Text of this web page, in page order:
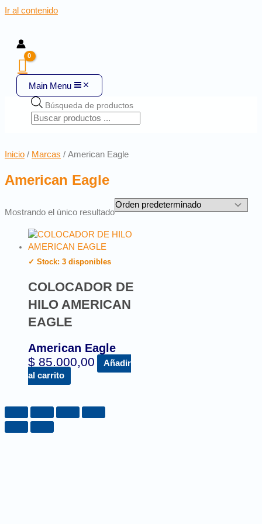
Ir al contenido
Main Menu
Búsqueda de productos
Inicio / Marcas / American Eagle
American Eagle
Mostrando el único resultado
✓ Stock: 3 disponibles
COLOCADOR DE
HILO AMERICAN
EAGLE
American Eagle
$ 85.000,00
Añadir
al carrito